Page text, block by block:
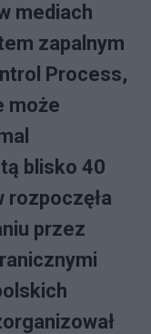
mediach
zapalnym
Process,
może
blisko 40
rozpoczęła
przez